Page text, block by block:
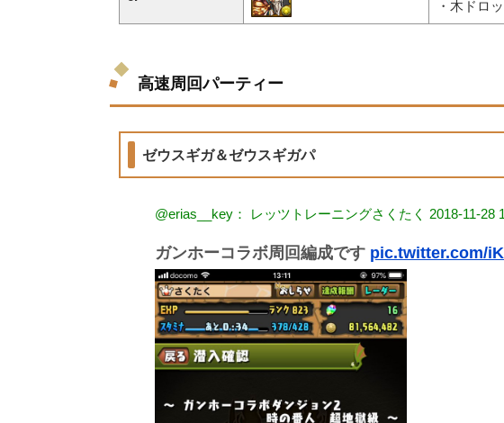
・木ドロ
高速周回パーティー
ゼウスギガ＆ゼウスギガパ
@erias__key： レッツトレーニングさくたく 2018-11-28
ガンホーコラボ周回編成です pic.twitter.com/